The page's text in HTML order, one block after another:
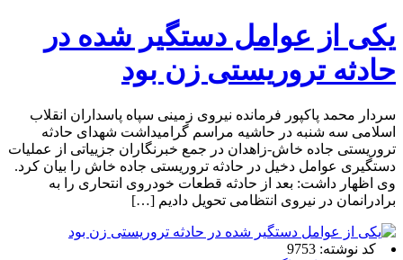
یکی از عوامل دستگیر شده در
حادثه تروریستی زن بود
سردار محمد پاکپور فرمانده نیروی زمینی سپاه پاسداران انقلاب
اسلامی سه شنبه در حاشیه مراسم گرامیداشت شهدای حادثه
تروریستی جاده خاش-زاهدان در جمع خبرنگاران جزییاتی از عملیات
دستگیری عوامل دخیل در حادثه تروریستی جاده خاش را بیان کرد.
وی اظهار داشت: بعد از حادثه قطعات خودروی انتحاری را به
برادرانمان در نیروی انتظامی تحویل دادیم […]
کد نوشته: 9753